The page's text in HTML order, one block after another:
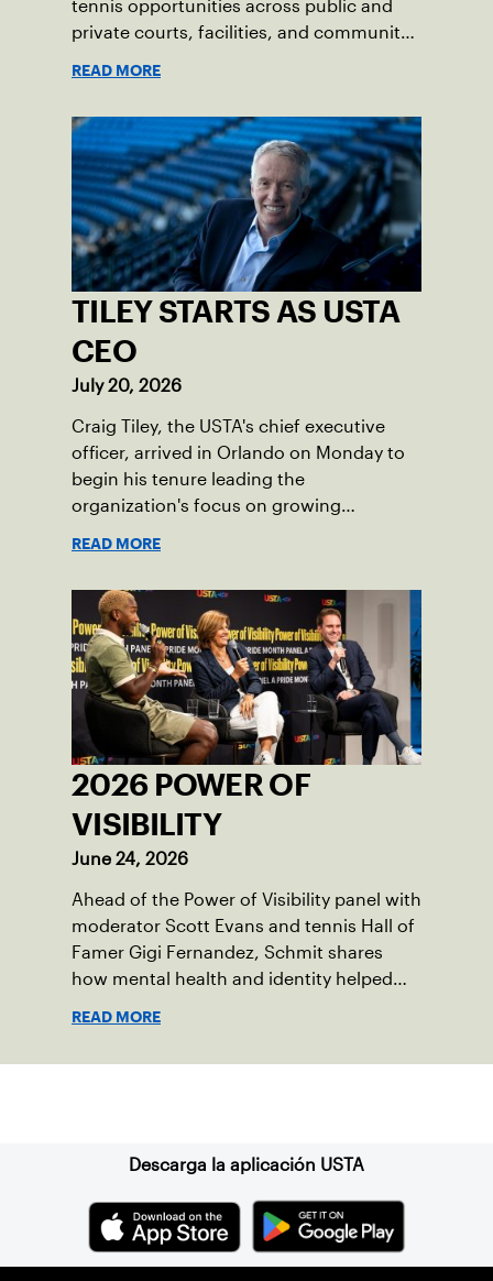
tennis opportunities across public and
private courts, facilities, and community
READ MORE
TILEY STARTS AS USTA
CEO
July 20, 2026
Craig Tiley, the USTA's chief executive
officer, arrived in Orlando on Monday to
begin his tenure leading the
organization's focus on growing
READ MORE
2026 POWER OF
VISIBILITY
June 24, 2026
Ahead of the Power of Visibility panel with
moderator Scott Evans and tennis Hall of
Famer Gigi Fernandez, Schmit shares
how mental health and identity helped
READ MORE
Descarga la aplicación USTA